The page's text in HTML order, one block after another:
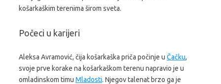
košarkaškim terenima širom sveta.
Počeci u karijeri
Aleksa Avramović, čija košarkaška priča počinje u Čačku,
svoje prve korake na košarkaškom terenu napravio je u
omladinskom timu Mladosti. Njegov talenat brzo ga je